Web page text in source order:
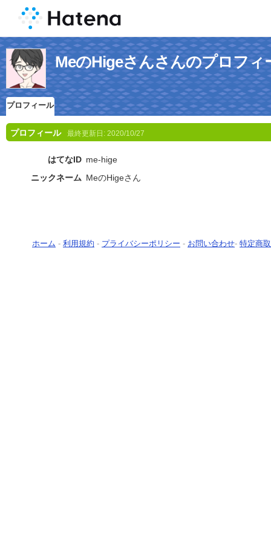
MeのHigeさんさんのプロフィ
プロフィール
プロフィール 最終更新日: 2020/10/27
はてなID me-hige
ニックネーム MeのHigeさん
ホーム - 利用規約 - プライバシーポリシー - お問い合わせ- 特定商